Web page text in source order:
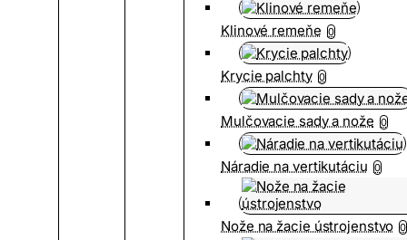
Klinové remeňe 0
Krycie palchty 0
Mulčovacie sady a nože 0
Náradie na vertikutáciu 0
Nože na žacie ústrojenstvo 0